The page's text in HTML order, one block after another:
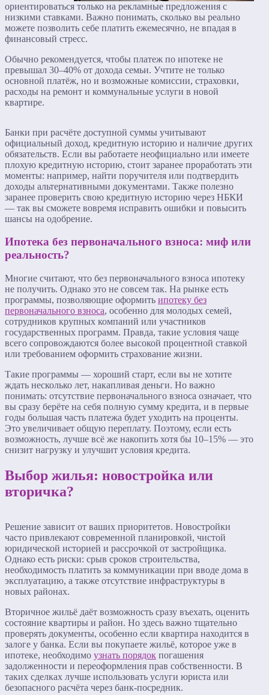
ориентироваться только на рекламные предложения с
низкими ставками. Важно понимать, сколько вы реально
можете позволить себе платить ежемесячно, не впадая в
финансовый стресс.
Обычно рекомендуется, чтобы платеж по ипотеке не
превышал 30–40% от дохода семьи. Учтите не только
основной платёж, но и возможные комиссии, страховки,
расходы на ремонт и коммунальные услуги в новой
квартире.
Банки при расчёте доступной суммы учитывают
официальный доход, кредитную историю и наличие других
обязательств. Если вы работаете неофициально или имеете
плохую кредитную историю, стоит заранее проработать эти
моменты: например, найти поручителя или подтвердить
доходы альтернативными документами. Также полезно
заранее проверить свою кредитную историю через НБКИ
— так вы сможете вовремя исправить ошибки и повысить
шансы на одобрение.
Ипотека без первоначального взноса: миф или
реальность?
Многие считают, что без первоначального взноса ипотеку
не получить. Однако это не совсем так. На рынке есть
программы, позволяющие оформить ипотеку без
первоначального взноса, особенно для молодых семей,
сотрудников крупных компаний или участников
государственных программ. Правда, такие условия чаще
всего сопровождаются более высокой процентной ставкой
или требованием оформить страхование жизни.
Такие программы — хороший старт, если вы не хотите
ждать несколько лет, накапливая деньги. Но важно
понимать: отсутствие первоначального взноса означает, что
вы сразу берёте на себя полную сумму кредита, и в первые
годы большая часть платежа будет уходить на проценты.
Это увеличивает общую переплату. Поэтому, если есть
возможность, лучше всё же накопить хотя бы 10–15% — это
снизит нагрузку и улучшит условия кредита.
Выбор жилья: новостройка или
вторичка?
Решение зависит от ваших приоритетов. Новостройки
часто привлекают современной планировкой, чистой
юридической историей и рассрочкой от застройщика.
Однако есть риски: срыв сроков строительства,
необходимость платить за коммуникации при вводе дома в
эксплуатацию, а также отсутствие инфраструктуры в
новых районах.
Вторичное жильё даёт возможность сразу въехать, оценить
состояние квартиры и район. Но здесь важно тщательно
проверять документы, особенно если квартира находится в
залоге у банка. Если вы покупаете жильё, которое уже в
ипотеке, необходимо узнать порядок погашения
задолженности и переоформления прав собственности. В
таких сделках лучше использовать услуги юриста или
безопасного расчёта через банк-посредник.